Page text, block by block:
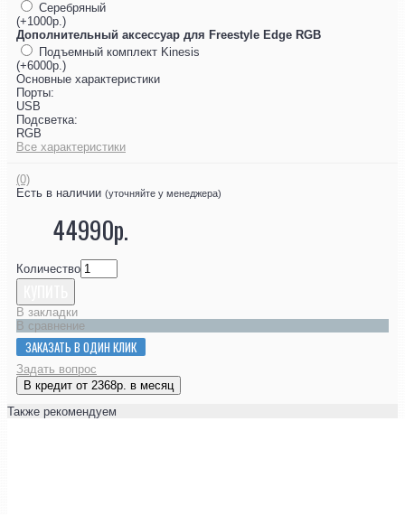
Серебряный
(+1000р.)
Дополнительный аксессуар для Freestyle Edge RGB
Подъемный комплект Kinesis
(+6000р.)
Основные характеристики
Порты:
USB
Подсветка:
RGB
Все характеристики
(0)
Есть в наличии (уточняйте у менеджера)
44990р.
Количество
В закладки
В сравнение
ЗАКАЗАТЬ В ОДИН КЛИК
Задать вопрос
В кредит от 2368р. в месяц
Также рекомендуем